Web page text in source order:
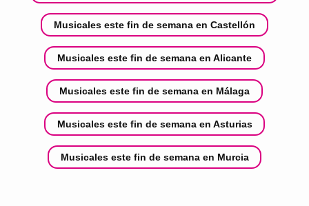
Musicales este fin de semana en Castellón
Musicales este fin de semana en Alicante
Musicales este fin de semana en Málaga
Musicales este fin de semana en Asturias
Musicales este fin de semana en Murcia